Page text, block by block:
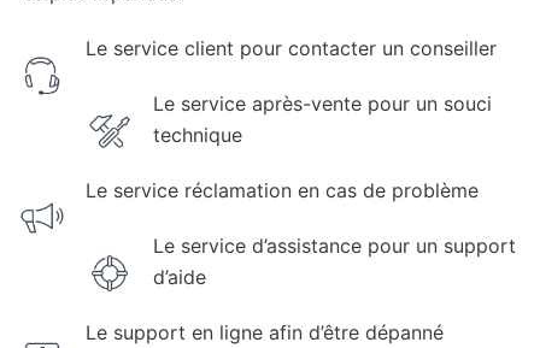
Le service client pour contacter un conseiller
Le service après-vente pour un souci
technique
Le service réclamation en cas de problème
Le service d’assistance pour un support
d’aide
Le support en ligne afin d’être dépanné